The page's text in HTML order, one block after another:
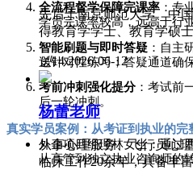
全流程督学保障完课率 ：专
学员完课率较高，远高于行
智能刷题与即时答疑 ：自主
送针对性练习；答疑通道确
考前冲刺强化提分 ：考试前
后一轮冲刺。
真实学员案例：从考证到执业的完
外企项目经理林女士：通过
从高管到独立执业咨询师的
先后于南京师范大学、中
得教育学学士、教育学硕
넶14 2026-06-12
杨蕾老师
从事心理服务、飞行员心
临床工作20余年，具备丰